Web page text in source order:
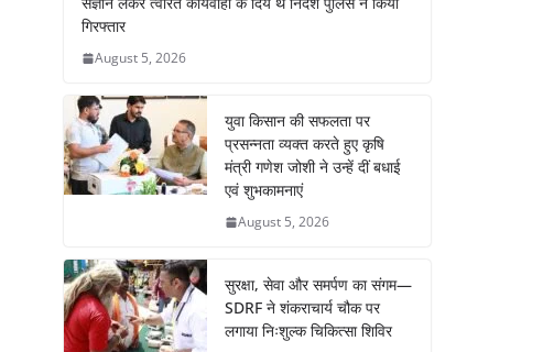
o
k
गिरफ्तार
August 5, 2026
युवा किसान की सफलता पर
प्रसन्नता व्यक्त करते हुए कृषि
मंत्री गणेश जोशी ने उन्हें दीं बधाई
एवं शुभकामनाएं
August 5, 2026
सुरक्षा, सेवा और समर्पण का संगम—
SDRF ने शंकराचार्य चौक पर
लगाया निःशुल्क चिकित्सा शिविर